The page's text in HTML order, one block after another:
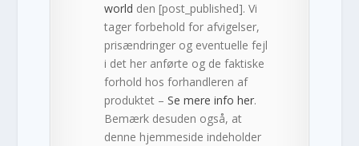
world den [post_published]. Vi
tager forbehold for afvigelser,
prisændringer og eventuelle fejl
i det her anførte og de faktiske
forhold hos forhandleren af
produktet –Se mere info her.
Bemærk desuden også, at
denne hjemmeside indeholder